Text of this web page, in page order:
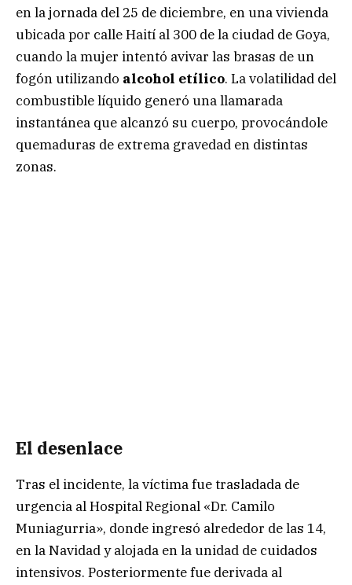
en la jornada del 25 de diciembre, en una vivienda
ubicada por calle Haití al 300 de la ciudad de Goya,
cuando la mujer intentó avivar las brasas de un
fogón utilizando alcohol etílico. La volatilidad del
combustible líquido generó una llamarada
instantánea que alcanzó su cuerpo, provocándole
quemaduras de extrema gravedad en distintas
zonas.
El desenlace
Tras el incidente, la víctima fue trasladada de
urgencia al Hospital Regional «Dr. Camilo
Muniagurria», donde ingresó alrededor de las 14,
en la Navidad y alojada en la unidad de cuidados
intensivos. Posteriormente fue derivada al